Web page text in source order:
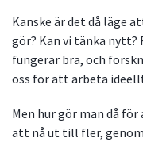
Kanske är det då läge
gör? Kan vi tänka
fungerar bra, och
oss för att arbeta
Men hur gör man då
att nå ut till fler,